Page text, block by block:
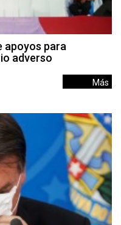
apoyos para
adverso
Más